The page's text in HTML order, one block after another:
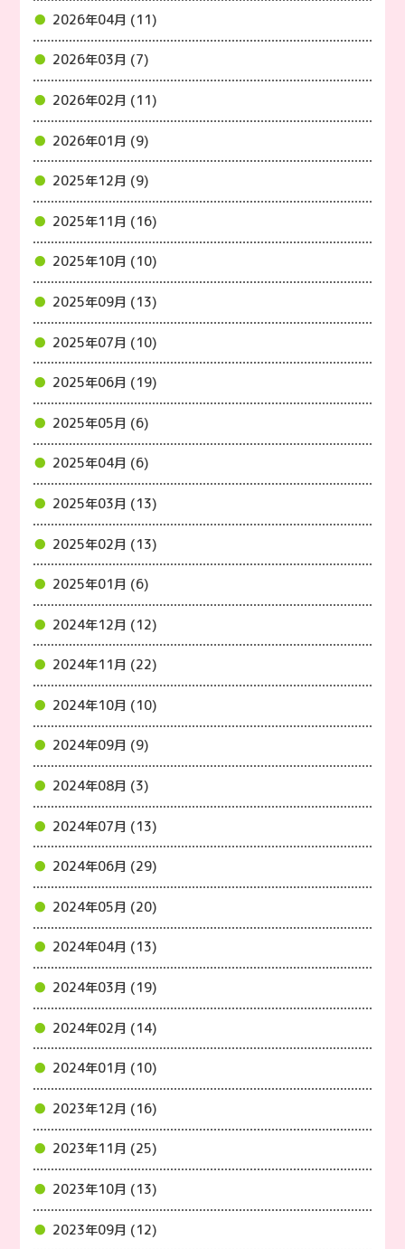
2026年04月 (11)
2026年03月 (7)
2026年02月 (11)
2026年01月 (9)
2025年12月 (9)
2025年11月 (16)
2025年10月 (10)
2025年09月 (13)
2025年07月 (10)
2025年06月 (19)
2025年05月 (6)
2025年04月 (6)
2025年03月 (13)
2025年02月 (13)
2025年01月 (6)
2024年12月 (12)
2024年11月 (22)
2024年10月 (10)
2024年09月 (9)
2024年08月 (3)
2024年07月 (13)
2024年06月 (29)
2024年05月 (20)
2024年04月 (13)
2024年03月 (19)
2024年02月 (14)
2024年01月 (10)
2023年12月 (16)
2023年11月 (25)
2023年10月 (13)
2023年09月 (12)